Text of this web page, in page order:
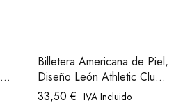
Billetera Americana de Piel,
Diseño León Athletic Club
Bilbao
33,50€ IVA Incluido